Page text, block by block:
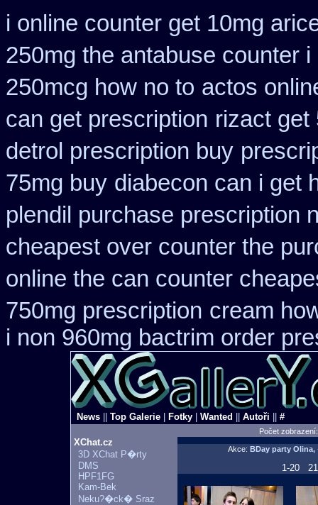
i online counter get 10mg
250mg the antabuse counter i
250mcg how no to actos
can get prescription rizact get
detrol prescription buy
75mg buy diabecon can i get
plendil purchase prescription
cheapest over counter the
online the can counter
750mg prescription cream
i non 960mg bactrim order
News Top Galerie Fotky Wanted Autoři #
Počet
XChat.cz
3D XChat P�rty
DMS
HPF1FG
Kam-Bek
Neku?�ck� Sraz
Akce: BDay party
1-20